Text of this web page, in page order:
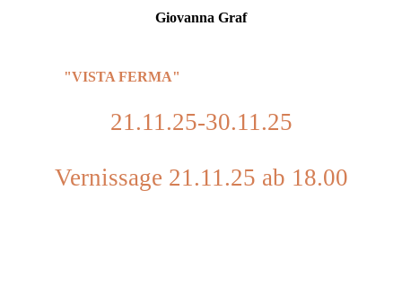
Giovanna Graf
"VISTA FERMA"
21.11.25-30.11.25
Vernissage 21.11.25 ab 18.00